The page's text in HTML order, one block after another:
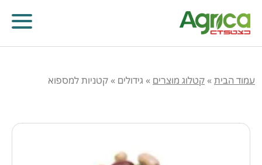
עמוד הבית»קטלוג מוצרים » גידולים »קטניות למספוא